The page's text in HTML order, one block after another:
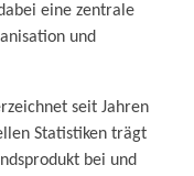
eine zentrale
und
seit Jahren
Statistiken trägt
bei und